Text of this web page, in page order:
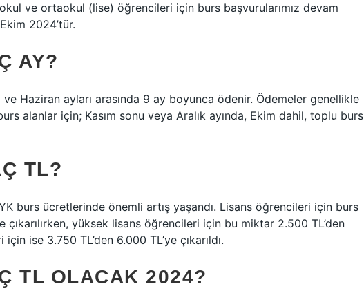
ve ortaokul (lise) öğrencileri için burs başvurularımız devam
2024’tür.
AY?
ve Haziran ayları arasında 9 ay boyunca ödenir. Ödemeler genellikle
alanlar için; Kasım sonu veya Aralık ayında, Ekim dahil, toplu burs
TL?
burs ücretlerinde önemli artış yaşandı. Lisans öğrencileri için burs
çıkarılırken, yüksek lisans öğrencileri için bu miktar 2.500 TL’den
ise 3.750 TL’den 6.000 TL’ye çıkarıldı.
TL OLACAK 2024?